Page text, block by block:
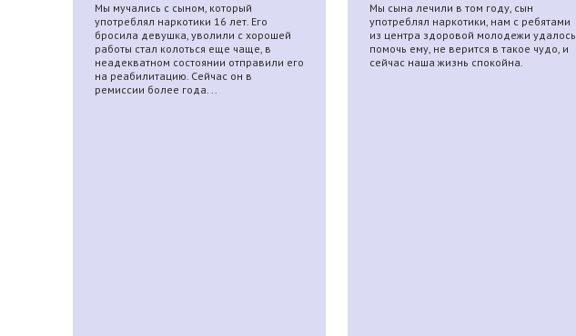
Мы мучались с cыном, который
употреблял наркотики 16 лет. Его
бросила девушка, уволили с хорошей
работы стал колоться еще чаще, в
неадекватном состоянии отправили его
на реабилитацию. Сейчас он в
ремиссии более года. ..
Мы сына лечили в том году, сын
употреблял наркотики, нам с ребятами
из центра здоровой молодежи удалось
помочь ему, не верится в такое чудо, и
сейчас наша жизнь спокойна.